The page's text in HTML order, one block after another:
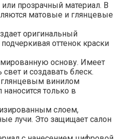
прозрачный материал. В
матовые и глянцевые
оригинальный
оттенок краски
основу. Имеет
и создавать блеск.
винилом
только в
слоем,
лучи. Это защищает салон